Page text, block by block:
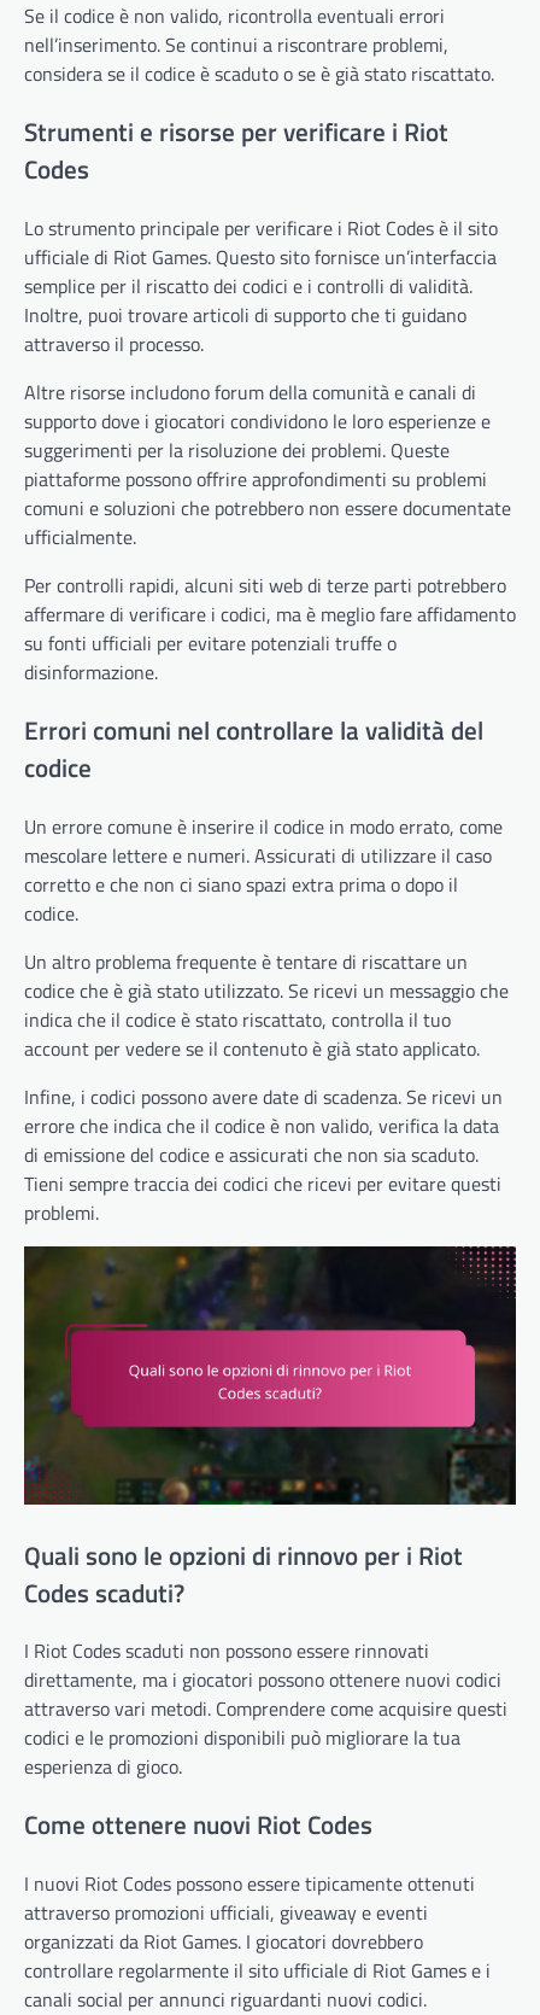
Se il codice è non valido, ricontrolla eventuali errori
nell’inserimento. Se continui a riscontrare problemi,
considera se il codice è scaduto o se è già stato riscattato.
Strumenti e risorse per verificare i Riot
Codes
Lo strumento principale per verificare i Riot Codes è il sito
ufficiale di Riot Games. Questo sito fornisce un’interfaccia
semplice per il riscatto dei codici e i controlli di validità.
Inoltre, puoi trovare articoli di supporto che ti guidano
attraverso il processo.
Altre risorse includono forum della comunità e canali di
supporto dove i giocatori condividono le loro esperienze e
suggerimenti per la risoluzione dei problemi. Queste
piattaforme possono offrire approfondimenti su problemi
comuni e soluzioni che potrebbero non essere documentate
ufficialmente.
Per controlli rapidi, alcuni siti web di terze parti potrebbero
affermare di verificare i codici, ma è meglio fare affidamento
su fonti ufficiali per evitare potenziali truffe o
disinformazione.
Errori comuni nel controllare la validità del
codice
Un errore comune è inserire il codice in modo errato, come
mescolare lettere e numeri. Assicurati di utilizzare il caso
corretto e che non ci siano spazi extra prima o dopo il
codice.
Un altro problema frequente è tentare di riscattare un
codice che è già stato utilizzato. Se ricevi un messaggio che
indica che il codice è stato riscattato, controlla il tuo
account per vedere se il contenuto è già stato applicato.
Infine, i codici possono avere date di scadenza. Se ricevi un
errore che indica che il codice è non valido, verifica la data
di emissione del codice e assicurati che non sia scaduto.
Tieni sempre traccia dei codici che ricevi per evitare questi
problemi.
Quali sono le opzioni di rinnovo per i Riot
Codes scaduti?
I Riot Codes scaduti non possono essere rinnovati
direttamente, ma i giocatori possono ottenere nuovi codici
attraverso vari metodi. Comprendere come acquisire questi
codici e le promozioni disponibili può migliorare la tua
esperienza di gioco.
Come ottenere nuovi Riot Codes
I nuovi Riot Codes possono essere tipicamente ottenuti
attraverso promozioni ufficiali, giveaway e eventi
organizzati da Riot Games. I giocatori dovrebbero
controllare regolarmente il sito ufficiale di Riot Games e i
canali social per annunci riguardanti nuovi codici.